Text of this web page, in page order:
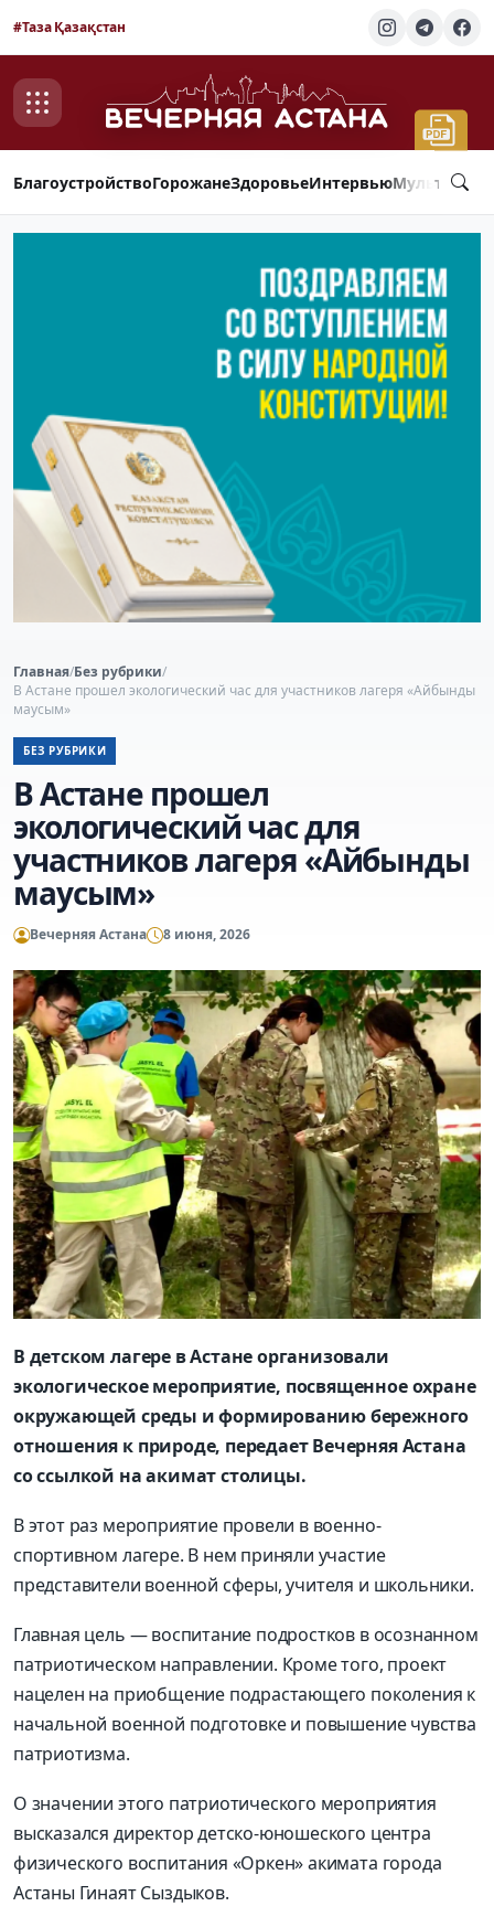
#Таза Қазақстан
БлагоустройствоГорожанеЗдоровьеИнтервью
Главная/Без рубрики/
В Астане прошел экологический час для участников лагеря «Айбынды
маусым»
БЕЗ РУБРИКИ
В Астане прошел
экологический час для
участников лагеря «Айбынды
маусым»
Вечерняя Астана 8 июня, 2026
В детском лагере в Астане организовали
экологическое мероприятие, посвященное охране
окружающей среды и формированию бережного
отношения к природе, передает Вечерняя Астана
со ссылкой на акимат столицы.
В этот раз мероприятие провели в военно-
спортивном лагере. В нем приняли участие
представители военной сферы, учителя и школьники.
Главная цель — воспитание подростков в осознанном
патриотическом направлении. Кроме того, проект
нацелен на приобщение подрастающего поколения к
начальной военной подготовке и повышение чувства
патриотизма.
О значении этого патриотического мероприятия
высказался директор детско-юношеского центра
физического воспитания «Оркен» акимата города
Астаны Гинаят Сыздыков.